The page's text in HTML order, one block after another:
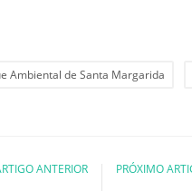
Ambiental de Santa Margarida
ANTERIOR PRÓXIMO
à Inovação: